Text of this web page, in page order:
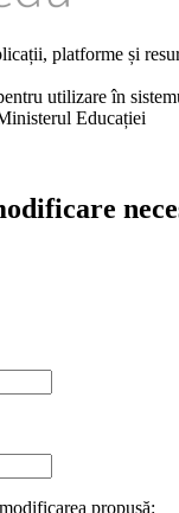
platforme și
utilizare în
Educației
propusă: